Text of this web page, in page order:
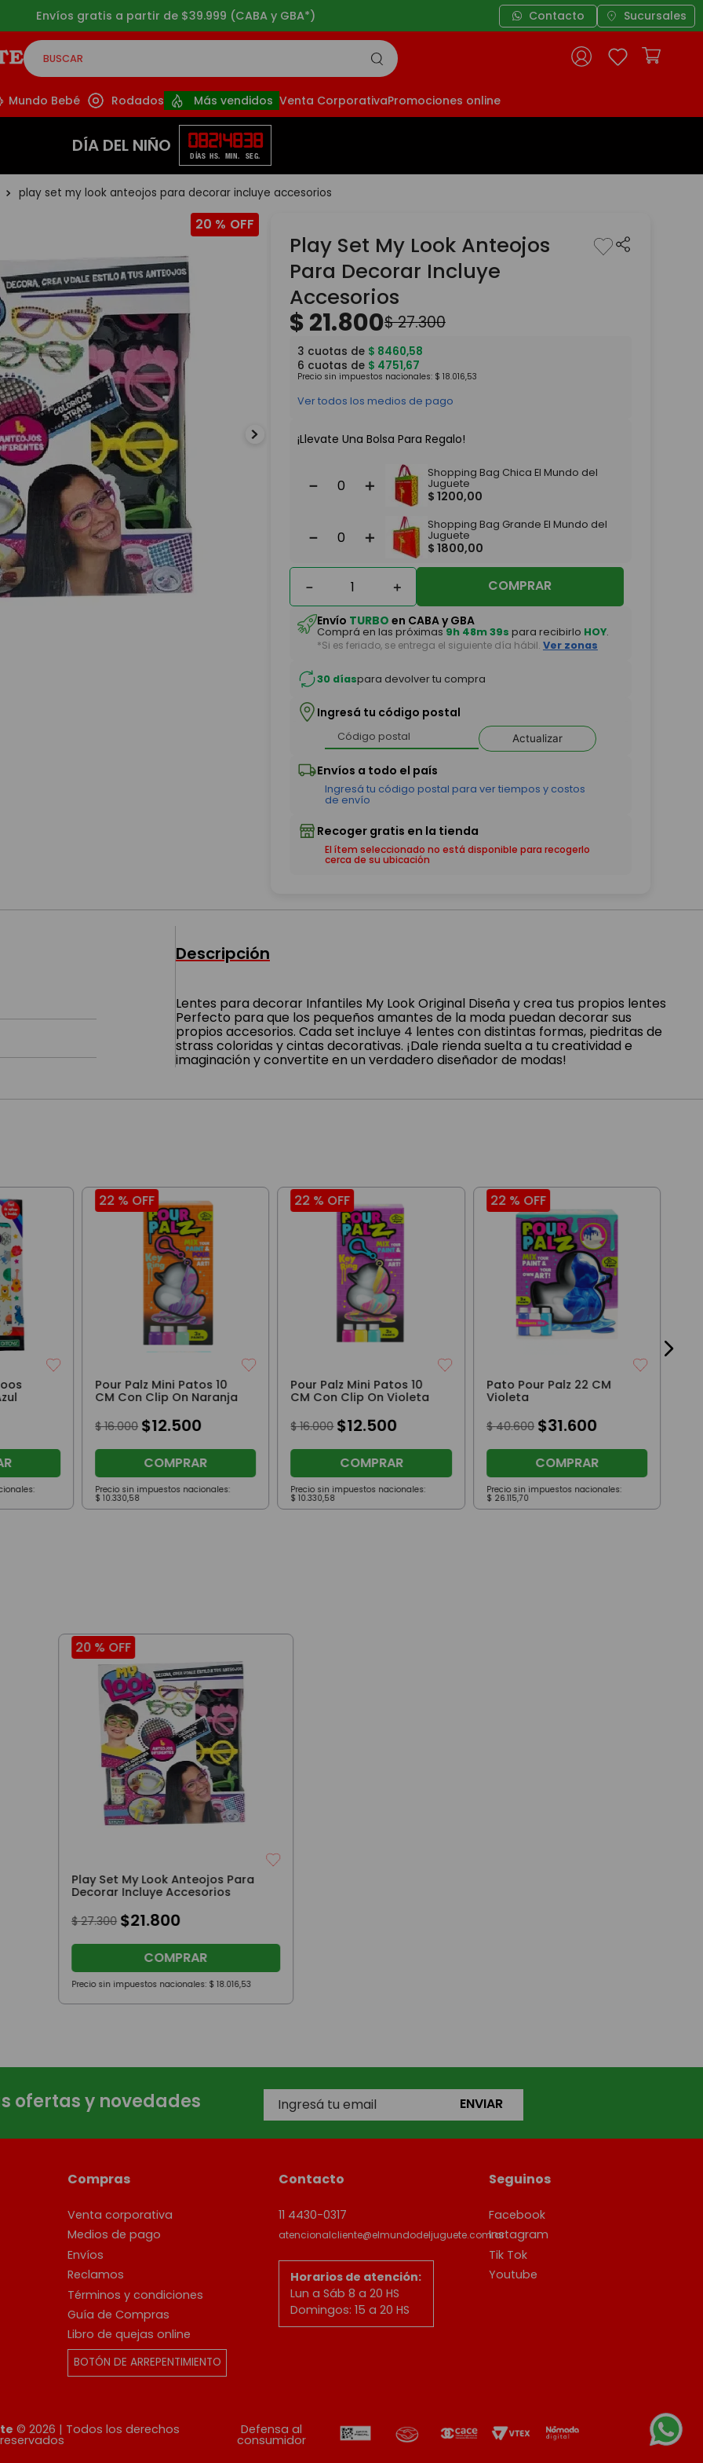
Envíos gratis a partir de $39.999 (CABA y GBA*) Contacto Sucursales
BUSCAR
Mundo Bebé Rodados Más vendidos Venta CorporativaPromociones online
DÍA DEL NIÑO 08
DÍAS
21
HS.
48
MIN.
36
SEG.
play set my look anteojos para decorar incluye accesorios
20 %
Play Set My Look Anteojos
Para Decorar Incluye
Accesorios
$21.800$27.300
3 cuotas de $ 8460,58
6 cuotas de $ 4751,67
Precio sin impuestos nacionales: $ 18.016,53
Ver todos los medios de pago
¡Llevate Una Bolsa Para Regalo!
＋
－
Shopping Bag Chica El Mundo del
Juguete
$ 1200,00
＋
－
Shopping Bag Grande El Mundo del
Juguete
$ 1800,00
＋
－ COMPRAR
Envío TURBO en CABA y GBA
Comprá en las próximas9h 48m 37spara recibirlo HOY.
*Si es feriado, se entrega el siguiente día hábil. Ver zonas
30 díaspara devolver tu compra
Ingresá tu código postal
Actualizar
El ítem seleccionado no está disponible para recogerlo
cerca de su ubicación
Descripción
Lentes para decorar Infantiles My Look Original Diseña y crea tus propios lentes
Perfecto para que los pequeños amantes de la moda puedan decorar sus
propios accesorios. Cada set incluye 4 lentes con distintas formas, piedritas de
strass coloridas y cintas decorativas. ¡Dale rienda suelta a tu creatividad e
imaginación y convertite en un verdadero diseñador de modas!
22 % OFF
Pour Palz Mini Patos 10
CM Con Clip On Naranja
$ 16.000 $12.500
COMPRAR
Precio sin impuestos nacionales:
$ 10.330,58
22 % OFF
Pour Palz Mini Patos 10
CM Con Clip On Violeta
$ 16.000 $12.500
COMPRAR
Precio sin impuestos nacionales:
$ 10.330,58
22 % OFF
Pato Pour Palz 22 CM
Violeta
$ 40.600 $31.600
COMPRAR
Precio sin impuestos nacionales:
$ 26.115,70
20 %OFF
Play Set My Look Anteojos Para
Decorar Incluye Accesorios
$ 27.300 $21.800
COMPRAR
Precio sin impuestos nacionales: $ 18.016,53
ofertas y novedades ENVIAR
Compras
Venta corporativa
Medios de pago
Envíos
Reclamos
Términos y condiciones
Guía de Compras
Libro de quejas online
BOTÓN DE ARREPENTIMIENTO
Contacto
11 4430-0317
atencionalcliente@elmundodeljuguete.com.ar
Horarios de atención:
Lun a Sáb 8 a 20 HS
Domingos: 15 a 20 HS
Seguinos
Facebook
Instagram
Tik Tok
Youtube
© 2026 | Todos los derechos
reservados
Defensa al
consumidor